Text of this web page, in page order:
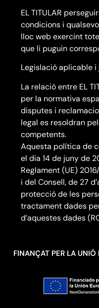
EL TITULAR
condicions i
lloc web exercint
que li puguin
Legislació aplicable
La relació entre EL
per la normativa
disputes i
legal es resoldran
competents.
Aquesta política de
el dia 14 de juny de
Reglament (UE)
i del Consell, de 27
protecció de les
tractament dades
d’aquestes dades
FINANÇAT PER LA